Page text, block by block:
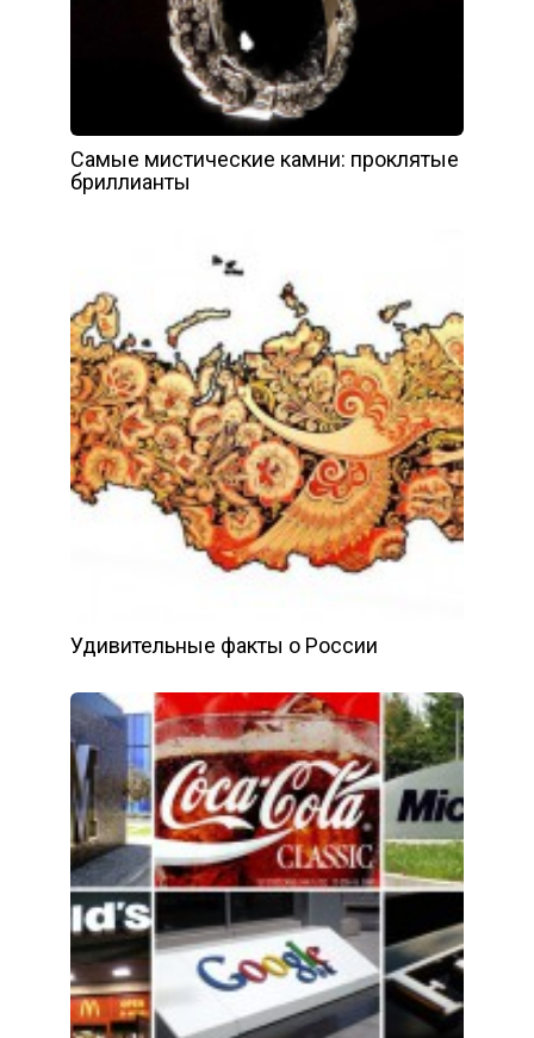
Самые мистические камни: проклятые
бриллианты
Удивительные факты о России